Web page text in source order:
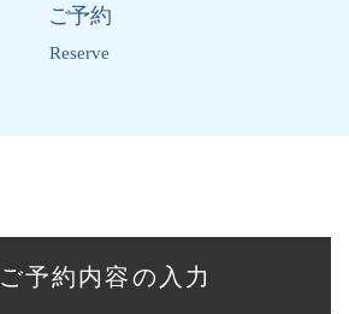
ご予約
Reserve
ご予約内容の入力